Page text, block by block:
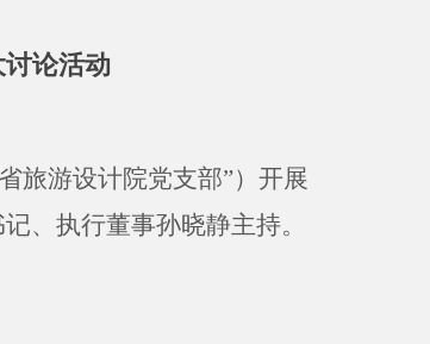
论活动
旅游设计院党支部”）开展
记、 执行董事孙晓静主持。